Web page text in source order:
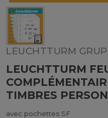
LEUCHTTURM
LEUCHTTURM
TIMBRES
avec pochettes SF